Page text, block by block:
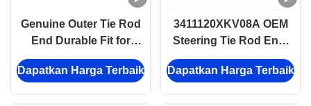
Genuine Outer Tie Rod
End Durable Fit for
Great Wall H6 SUV
Dapatkan Harga Terbaik
3411120XKV08A OEM
Steering Tie Rod End ️
Cocok untuk Great Wall
H9 ️ Kinerja yang andal
Dapatkan Harga Terbaik